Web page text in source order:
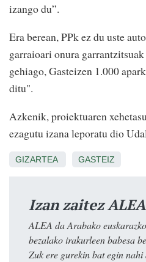
izango du”.
Era berean, PPk ez du uste
garraioari onura
gehiago, Gasteizen 1.000
ditu".
Azkenik, proiektuaren
ezagutu izana leporatu dio
GIZARTEA GASTEIZ
Izan zaitez
ALEA da Arabako
bezalako irakurleen babesa
Zuk ere gurekin bat egin